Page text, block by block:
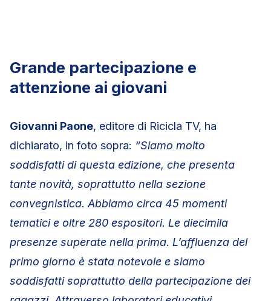
Grande partecipazione e
attenzione ai giovani
Giovanni Paone, editore di Ricicla TV, ha
dichiarato, in foto sopra: “Siamo molto
soddisfatti di questa edizione, che presenta
tante novità, soprattutto nella sezione
convegnistica. Abbiamo circa 45 momenti
tematici e oltre 280 espositori. Le diecimila
presenze superate nella prima. L’affluenza del
primo giorno è stata notevole e siamo
soddisfatti soprattutto della partecipazione dei